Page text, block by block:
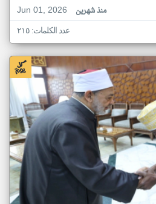
Jun 01, 2026
منذ شهرين
عدد الكلمات: ٢١٥